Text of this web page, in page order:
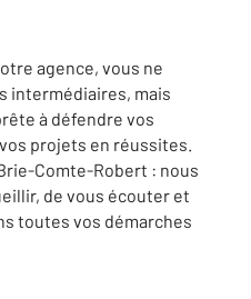
agence, vous ne
intermédiaires, mais
à défendre vos
projets en réussites.
Comte-Robert : nous
de vous écouter et
toutes vos démarches